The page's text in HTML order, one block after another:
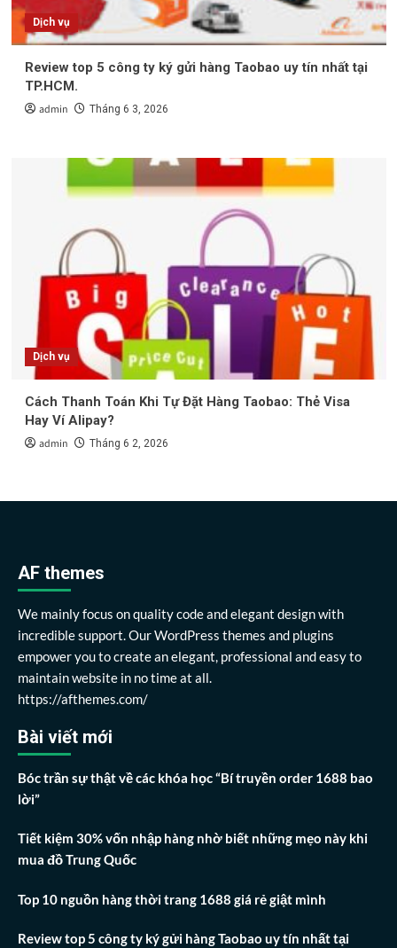
Dịch vụ
Review top 5 công ty ký gửi hàng Taobao uy tín nhất tại
TP.HCM.
admin Tháng 6 3, 2026
Dịch vụ
Cách Thanh Toán Khi Tự Đặt Hàng Taobao: Thẻ Visa
Hay Ví Alipay?
admin Tháng 6 2, 2026
AF themes
We mainly focus on quality code and elegant design with
incredible support. Our WordPress themes and plugins
empower you to create an elegant, professional and easy to
maintain website in no time at all.
https://afthemes.com/
Bài viết mới
Bóc trần sự thật về các khóa học “Bí truyền order 1688 bao
lời”
Tiết kiệm 30% vốn nhập hàng nhờ biết những mẹo này khi
mua đồ Trung Quốc
Top 10 nguồn hàng thời trang 1688 giá rẻ giật mình
Review top 5 công ty ký gửi hàng Taobao uy tín nhất tại